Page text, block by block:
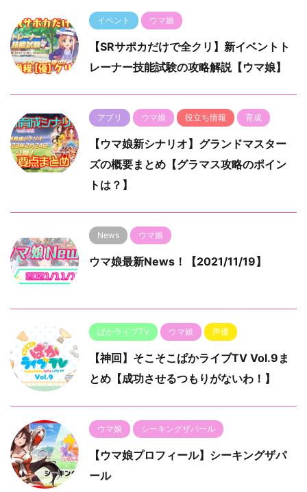
イベント ウマ娘
【SRサポカだけで全クリ】新イベントト
レーナー技能試験の攻略解説【ウマ娘】
アプリ ウマ娘 役立ち情報 育成
【ウマ娘新シナリオ】グランドマスター
ズの概要まとめ【グラマス攻略のポイン
トは？】
News ウマ娘
ウマ娘最新News！【2021/11/19】
ぱかライブTV ウマ娘 声優
【神回】そこそこぱかライブTV Vol.9ま
とめ【成功させるつもりがないわ！】
ウマ娘 シーキングザパール
【ウマ娘プロフィール】シーキングザパ
ール